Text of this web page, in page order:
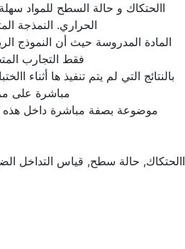
االحتكاك و حالة السطح للمواد
الحراري. النمذجة
المادة المدروسة حيث أن النموذج
فقط التجارب
بالنتائج التي لم يتم تنفيذ ها أثناء
مباشرة على
موضوعة بصفة مباشرة داخل هذه
االحتكاك, حالة سطح, قياس التداخل